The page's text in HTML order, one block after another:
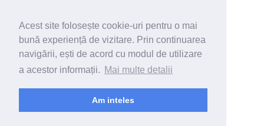
Acest site folosește cookie-uri pentru o mai
bună experiență de vizitare. Prin continuarea
navigării, ești de acord cu modul de utilizare
a acestor informații. Mai multe detalii
Am inteles